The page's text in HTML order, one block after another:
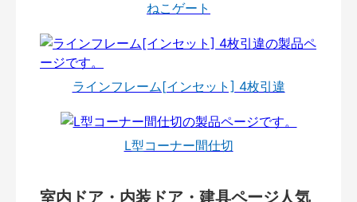
ねこゲート
ラインフレーム[インセット] 4枚引違
L型コーナー間仕切
室内ドア・内装ドア・建具ページ人気